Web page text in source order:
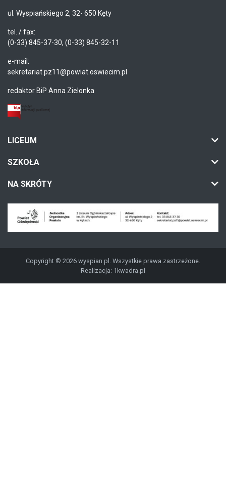
ul. Wyspiańskiego 2, 32- 650 Kęty
tel. / fax:
(0-33) 845-37-30, (0-33) 845-32-11
e-mail:
sekretariat.pz11@powiat.oswiecim.pl
redaktor BiP Anna Zielonka
LICEUM
SZKOŁA
NA SKRÓTY
Copyright © 2026 wyspian.pl. Wszystkie prawa zastrzeżone.
Realizacja: 1kwadra.pl